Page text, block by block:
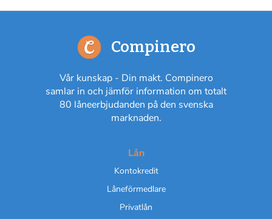
Compinero
Vår kunskap - Din makt. Compinero
samlar in och jämför information om totalt
80 låneerbjudanden på den svenska
marknaden.
Lån
Kontokredit
Låneförmedlare
Privatlån